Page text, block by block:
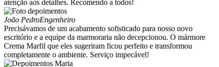
atenção aos detalhes. Recomendo a todos!
João PedroEngenheiro
Precisávamos de um acabamento sofisticado para nosso novo
escritório e a equipe da marmoraria não decepcionou. O mármore
Crema Marfil que eles sugeriram ficou perfeito e transformou
completamente o ambiente. Serviço impecável!